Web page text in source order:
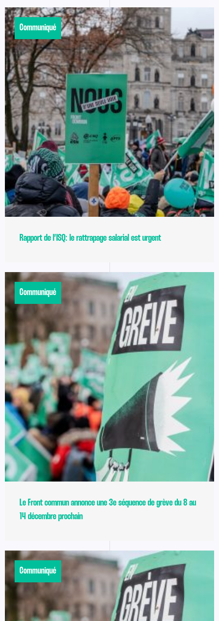
Communiqué
Rapport de l’ISQ: le rattrapage salarial est urgent
Communiqué
Le Front commun annonce une 3e séquence de grève du 8 au
14 décembre prochain
Communiqué